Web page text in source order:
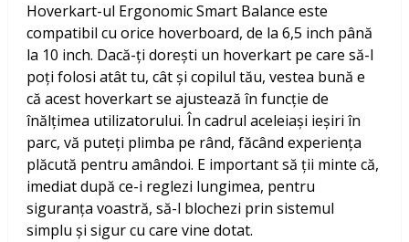
Hoverkart-ul Ergonomic Smart Balance este
compatibil cu orice hoverboard, de la 6,5 inch până
la 10 inch. Dacă-ți dorești un hoverkart pe care să-l
poți folosi atât tu, cât și copilul tău, vestea bună e
că acest hoverkart se ajustează în funcție de
înălțimea utilizatorului. În cadrul aceleiași ieșiri în
parc, vă puteți plimba pe rând, făcând experiența
plăcută pentru amândoi. E important să ții minte că,
imediat după ce-i reglezi lungimea, pentru
siguranța voastră, să-l blochezi prin sistemul
simplu și sigur cu care vine dotat.